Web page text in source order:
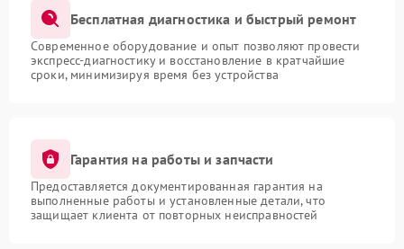
Бесплатная диагностика и быстрый ремонт
Современное оборудование и опыт позволяют провести
экспресс-диагностику и восстановление в кратчайшие
сроки, минимизируя время без устройства
Гарантия на работы и запчасти
Предоставляется документированная гарантия на
выполненные работы и установленные детали, что
защищает клиента от повторных неисправностей